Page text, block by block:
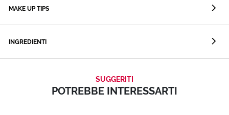
MAKE UP TIPS
INGREDIENTI
SUGGERITI
POTREBBE INTERESSARTI